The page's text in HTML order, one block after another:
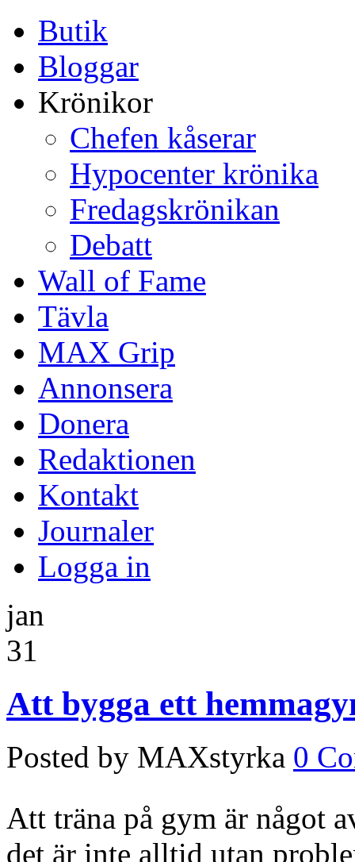
Butik
Bloggar
Krönikor
Chefen kåserar
Hypocenter krönika
Fredagskrönikan
Debatt
Wall of Fame
Tävla
MAX Grip
Annonsera
Donera
Redaktionen
Kontakt
Journaler
Logga in
jan
31
Att bygga ett
Posted by MAXstyrka 0
Att träna på gym är något
det är inte alltid utan